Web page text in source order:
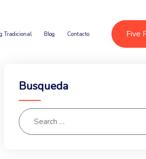
Tradicional Blog Contacto Five
Busqueda
Search for: